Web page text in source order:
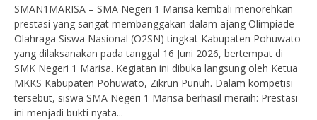
SMAN1MARISA – SMA Negeri 1 Marisa kembali menorehkan
prestasi yang sangat membanggakan dalam ajang Olimpiade
Olahraga Siswa Nasional (O2SN) tingkat Kabupaten Pohuwato
yang dilaksanakan pada tanggal 16 Juni 2026, bertempat di
SMK Negeri 1 Marisa. Kegiatan ini dibuka langsung oleh Ketua
MKKS Kabupaten Pohuwato, Zikrun Punuh. Dalam kompetisi
tersebut, siswa SMA Negeri 1 Marisa berhasil meraih: Prestasi
ini menjadi bukti nyata...